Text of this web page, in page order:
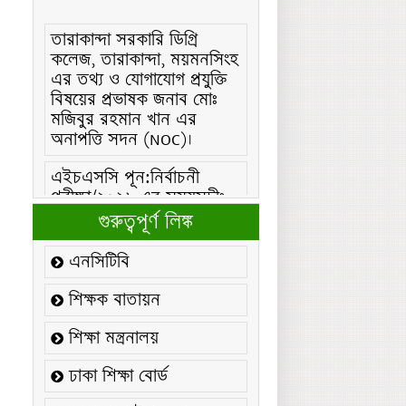
কলেজ, তারাকান্দা, ময়মনসিংহ
এর তথ্য ও যোগাযোগ প্রযুক্তি
বিষয়ের প্রভাষক জনাব মোঃ
মজিবুর রহমান খান এর
অনাপত্তি সদন (NOC)।
পরীক্ষা/২০২৬ এর সময়সূচীঃ
এইচএসসি (বিএমটি) ফরম
পূরণ/২০২৬ বিজ্ঞপ্তিঃ
এইচএসসি ফরম/২০২৬ পূরণ
বিজ্ঞপ্তিঃ
২১ ফেব্রুয়ারি/২০২৬ ইং
তারিখে “শহিদ দিবস ও
আন্তর্জাতিক মাতৃভাষা
গুরুত্বপূর্ণ লিঙ্ক
এনসিটিবি
শিক্ষক বাতায়ন
শিক্ষা মন্ত্রনালয়
ঢাকা শিক্ষা বোর্ড